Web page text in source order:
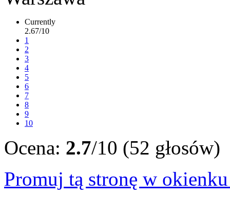
Currently
2.67/10
1
2
3
4
5
6
7
8
9
10
Ocena: 2.7/10 (52 głosów)
Promuj tą stronę w